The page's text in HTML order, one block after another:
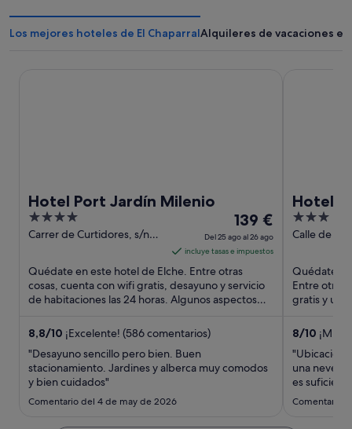
Los mejores hoteles de El ChaparralAlquileres de vacaciones en
Hotel Port Jardín Milenio
4
out
5
Carrer de Curtidores, s/n
El
precio
es
de
139 €
por
ago
139 €
Del 25 ago al 26 ago
incluye tasas e impuestos
Quédate en este hotel de Elche. Entre otras
cosas, cuenta con wifi gratis, desayuno y servicio
de habitaciones las 24 horas. Algunos aspectos
8,8/10 ¡Excelente! (586 comentarios)
"Desayuno sencillo pero bien. Buen
stacionamiento. Jardines y alberca muy comodos
y bien cuidados"
Comentario del 4 de may de 2026
Hotel
3
out
5
Calle de los
Quédate
Entre otras
gratis y un
8/10 ¡Muy
"Ubicación
una nevera
es
Comentario